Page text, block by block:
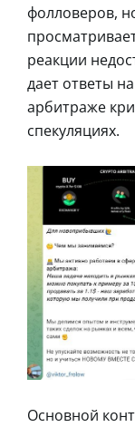
фолловеров,
реакции
дает ответы
арбитраже
спекуляциях.
Основной